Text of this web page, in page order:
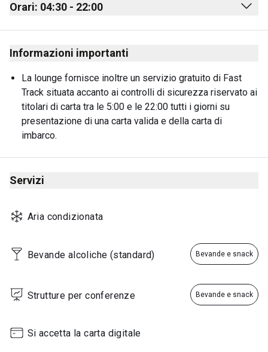
Orari: 04:30 - 22:00
Monday 04:30 - 22:00
Tuesday
Wednesday 04:30 - 22:00
Thursday 04:30 - 22:00
Friday 04:30 - 22:00
Saturday
Informazioni importanti
La lounge fornisce inoltre un servizio gratuito di Fast
Track situata accanto ai controlli di sicurezza riservato ai
titolari di carta tra le 5:00 e le 22:00 tutti i giorni su
presentazione di una carta valida e della carta di
imbarco.
Servizi
Aria condizionata
Bevande alcoliche (standard) Bevande e snack
Strutture per conferenze Bevande e snack
Si accetta la carta digitale